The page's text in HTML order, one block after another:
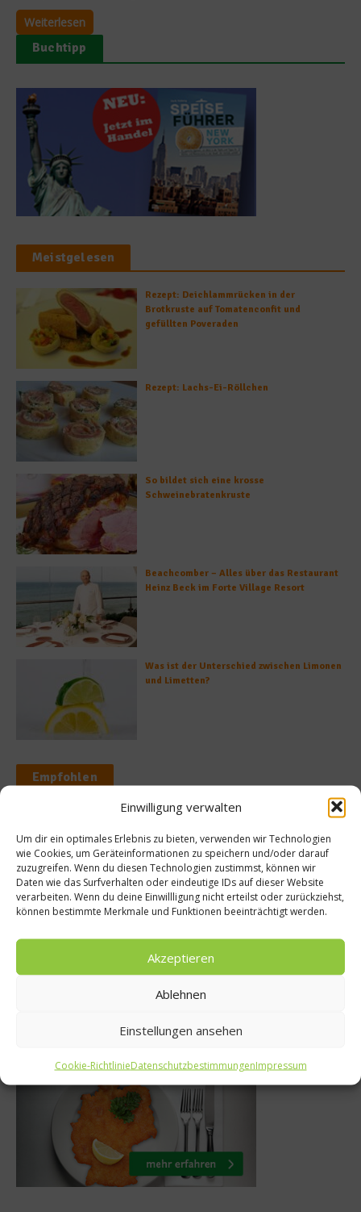
Einwilligung verwalten
Um dir ein optimales Erlebnis zu bieten, verwenden wir Technologien
wie Cookies, um Geräteinformationen zu speichern und/oder darauf
zuzugreifen. Wenn du diesen Technologien zustimmst, können wir
Daten wie das Surfverhalten oder eindeutige IDs auf dieser Website
verarbeiten. Wenn du deine Einwillligung nicht erteilst oder zurückziehst,
können bestimmte Merkmale und Funktionen beeinträchtigt werden.
Akzeptieren
Ablehnen
Einstellungen ansehen
Cookie-RichtlinieDatenschutzbestimmungenImpressum
Weiterlesen
Buchtipp
Meistgelesen
Rezept: Deichlammrücken in der
Brotkruste auf Tomatenconfit und
gefüllten Poveraden
Rezept: Lachs-Ei-Röllchen
So bildet sich eine krosse
Schweinebratenkruste
Beachcomber – Alles über das Restaurant
Heinz Beck im Forte Village Resort
Was ist der Unterschied zwischen Limonen
und Limetten?
Empfohlen
Andreas C.
für mehr
Ziegenkäse –
Carsten Dohrs
Was isst Deutschland